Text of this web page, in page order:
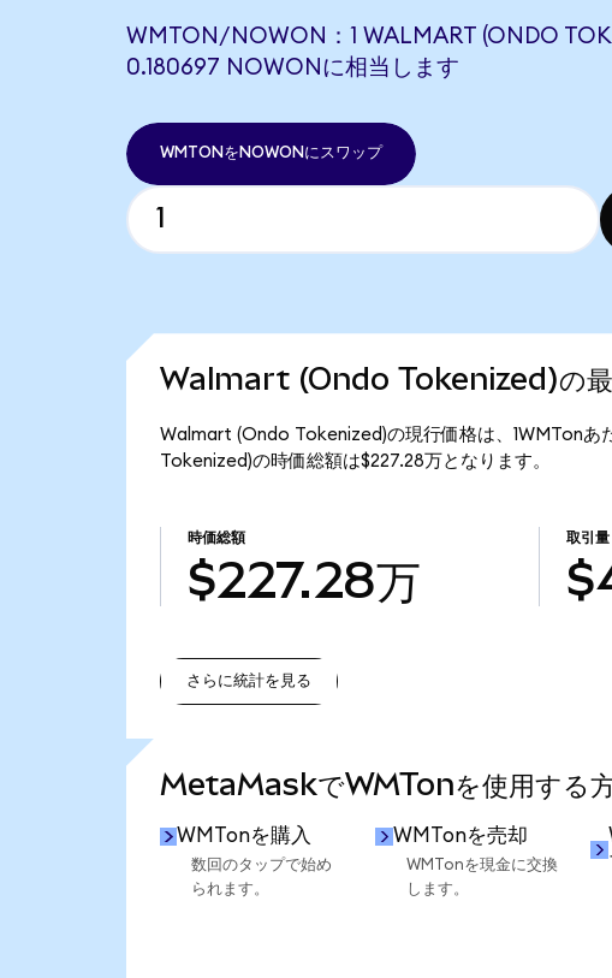
WMTON/NOWON：1 WALMART (ONDO
0.180697 NOWONに相当します
WMTONをNOWONにスワップ
Walmart (Ondo Tokenized)の最
Walmart (Ondo Tokenized)の現行価格は、1WMTonあ
Tokenized)の時価総額は$227.28万となります。
時価総額
$227.28万
取引量
さらに統計を見る
MetaMaskでWMTonを使用する
WMTonを購入
数回のタップで始め
られます。
WMTonを売却
WMTonを現金に交換
します。